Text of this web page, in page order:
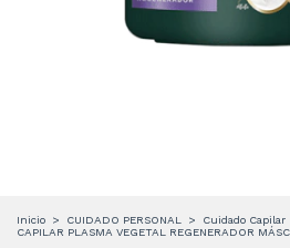
Inicio > CUIDADO PERSONAL > Cuidado Capilar
CAPILAR PLASMA VEGETAL REGENERADOR